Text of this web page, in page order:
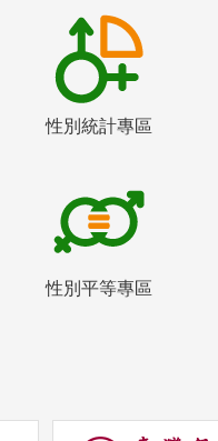
性別統計專區
性別平等專區